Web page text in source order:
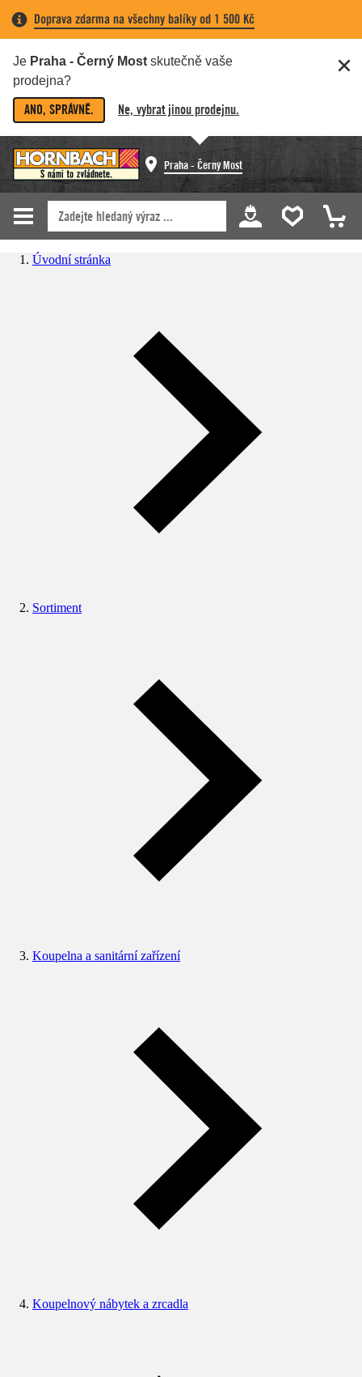
Doprava zdarma na všechny balíky od 1 500 Kč
Je Praha - Černý Most skutečně vaše
prodejna?
ANO, SPRÁVNĚ. Ne, vybrat jinou prodejnu.
Praha - Černý Most
Úvodní stránka
Sortiment
Koupelna a sanitární zařízení
Koupelnový nábytek a zrcadla